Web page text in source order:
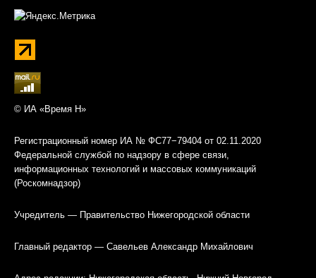
© ИА «Время Н»
Регистрационный номер ИА № ФС77−79404 от 02.11.2020
Федеральной службой по надзору в сфере связи,
информационных технологий и массовых коммуникаций
(Роскомнадзор)
Учредитель — Правительство Нижегородской области
Главный редактор — Савельев Александр Михайлович